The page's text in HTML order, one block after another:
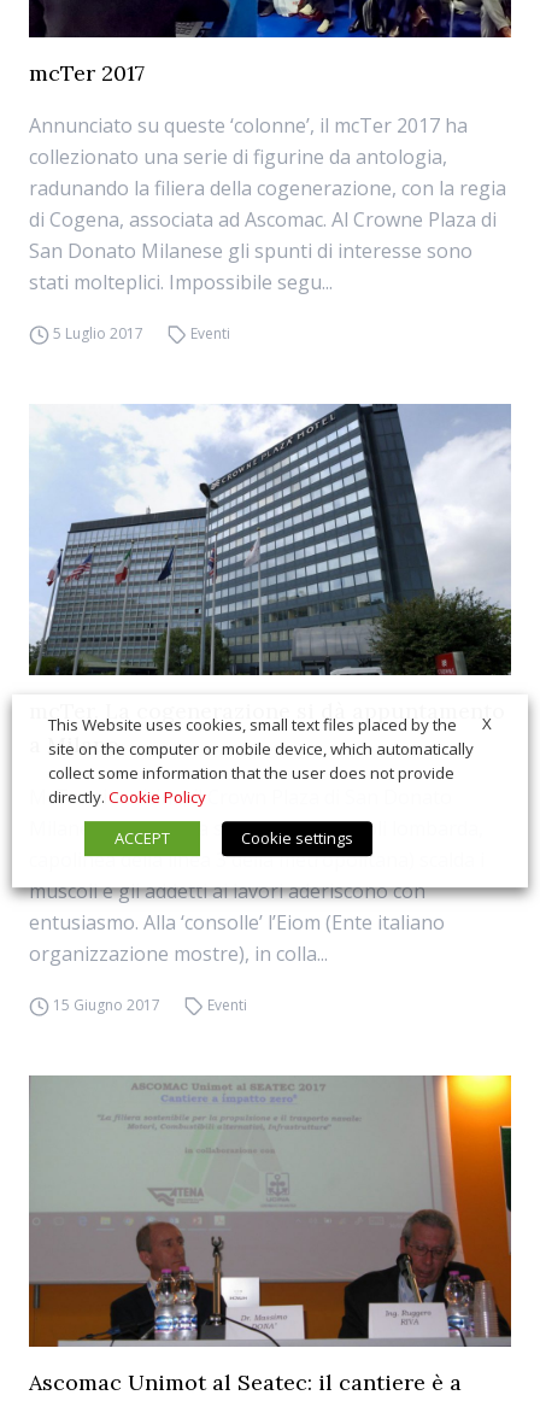
mcTer 2017
Annunciato su queste ‘colonne’, il mcTer 2017 ha
collezionato una serie di figurine da antologia,
radunando la filiera della cogenerazione, con la regia
di Cogena, associata ad Ascomac. Al Crowne Plaza di
San Donato Milanese gli spunti di interesse sono
stati molteplici. Impossibile segu...
5 Luglio 2017 Eventi
mcTer. La cogenerazione si dà appuntamento
a Milano
McTer si avvicina, il Crown Plaza di San Donato
Milanese (la porta a sud della metropoli lombarda,
capolinea della linea 3 della metropolitana) scalda i
muscoli e gli addetti ai lavori aderiscono con
entusiasmo. Alla ‘consolle’ l’Eiom (Ente italiano
organizzazione mostre), in colla...
15 Giugno 2017 Eventi
Ascomac Unimot al Seatec: il cantiere è a
X
This Website uses cookies, small text files placed by the
site on the computer or mobile device, which automatically
collect some information that the user does not provide
directly. Cookie Policy
ACCEPT
Cookie settings